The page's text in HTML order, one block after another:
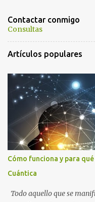
a
r
i
s
Contactar conmigo
Consultas
Artículos populares
Cómo funciona y para
Cuántica
Todo aquello que se